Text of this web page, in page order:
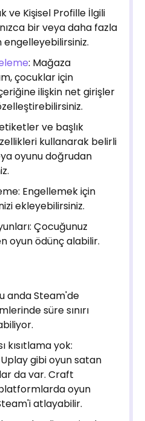
ve Kişisel Profille İlgili
bir veya daha fazla
engelleyebilirsiniz.
: Mağaza
çocuklar için
ilişkin net girişler
ve başlık
kullanarak belirli
oyunu doğrudan
Engellemek için
ekleyebilirsiniz.
Çocuğunuz
oyun ödünç alabilir.
anda Steam'de
süre sınırı
kısıtlama yok:
gibi oyun satan
da var. Craft
oyun
atlayabilir.